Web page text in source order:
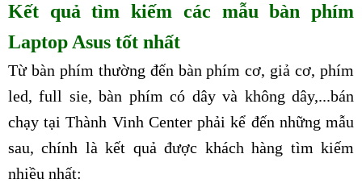
Kết quả tìm kiếm các mẫu bàn phím
Laptop Asus tốt nhất
Từ bàn phím thường đến bàn phím cơ, giả cơ, phím
led, full sie, bàn phím có dây và không dây,...bán
chạy tại Thành Vinh Center phải kể đến những mẫu
sau, chính là kết quả được khách hàng tìm kiếm
nhiều nhất: